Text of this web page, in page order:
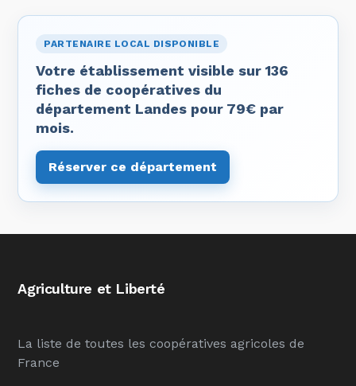
PARTENAIRE LOCAL DISPONIBLE
Votre établissement visible sur 136
fiches de coopératives du
département Landes pour 79€ par
mois.
Réserver ce département
Agriculture et Liberté
La liste de toutes les coopératives agricoles de
France